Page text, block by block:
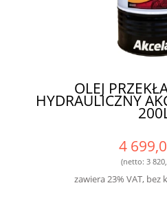
OLEJ
HYDRAULICZNY
4
(netto: 3
zawiera 23% VAT,